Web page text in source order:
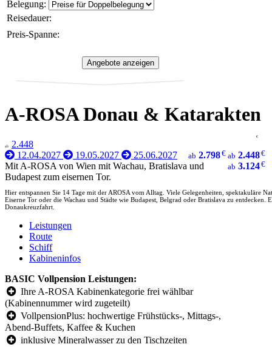
Belegung:
Reisedauer:
Preis-Spanne:
A-ROSA Donau & Katarakten
ab 2.448
€
12.04.2027 ab 2.448€
19.05.2027 ab 2.798€
25.06.2027
ab 3.124€
Mit A-ROSA von Wien mit Wachau, Bratislava und
Budapest zum eisernen Tor.
Hier entspannen Sie 14 Tage mit der AROSA vom Alltag. Viele Gelegenheiten, spektakuläre
Eiserne Tor oder die Wachau und Städte wie Budapest, Belgrad oder Bratislava zu entdecken.
Donaukreuzfahrt.
Leistungen
Route
Schiff
Kabineninfos
BASIC Vollpension Leistungen:
Ihre A-ROSA Kabinenkategorie frei wählbar
(Kabinennummer wird zugeteilt)
VollpensionPlus: hochwertige Frühstücks-, Mittags-,
Abend-Buffets, Kaffee & Kuchen
inklusive Mineralwasser zu den Tischzeiten